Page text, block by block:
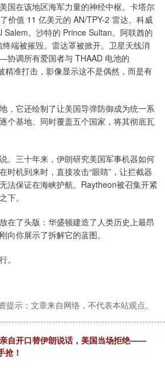
在该地区海军力量的神经中枢。卡塔尔
值 11 亿美元的 AN/TPY-2 雷达。科威
Salem。沙特的 Prince Sultan。阿联酋的
端被摧毁。雷达罩被掀开。卫星天线消
调所有爱国者与 THAAD 电池的
准打击，影像显示这不是偶然，而是有
，它还绘制了让美国导弹防御成为统一系
个基地、同时覆盖五个国家，将其彻底瓦
。三十年来，伊朗研究美国军事机器如何
时机到来时，直接攻击“眼睛”，让拦截器
法保证在海峡护航。Raytheon被召集开紧
下。
在了头版：华盛顿建造了人类历史上最昂
向你展示了拆解它的蓝图。
。
提示：文章来自网络，不代表本站观点。
自开口替伊朗说话，美国当场拒绝——
抢！